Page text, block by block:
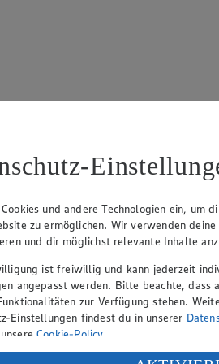
(Vorstandsvorsitzender), Peter
gewährt Ihnen jedoch das Recht,
und Vervielfältigung von
und andere Technologien ein, um
zu ermöglichen. Wir verwenden
und dir möglichst relevante Inhalte
ist freiwillig und kann jederzeit
angepasst werden. Bitte beachte, dass
zur Verfügung stehen.
Einstellungen findest du in unserer
Cookie-Policy.